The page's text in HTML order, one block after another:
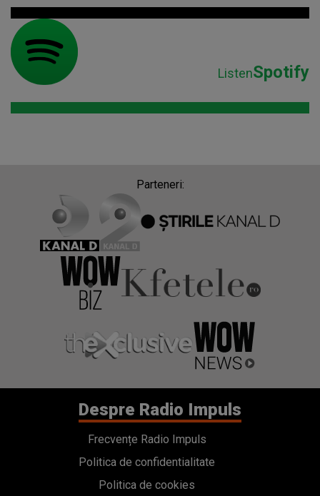
ListenSpotify
Parteneri:
Despre Radio Impuls
Frecvențe Radio Impuls
Politica de confidentialitate
Politica de cookies